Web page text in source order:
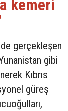
kemeri
gerçekleşen
gibi
Kıbrıs
güreş